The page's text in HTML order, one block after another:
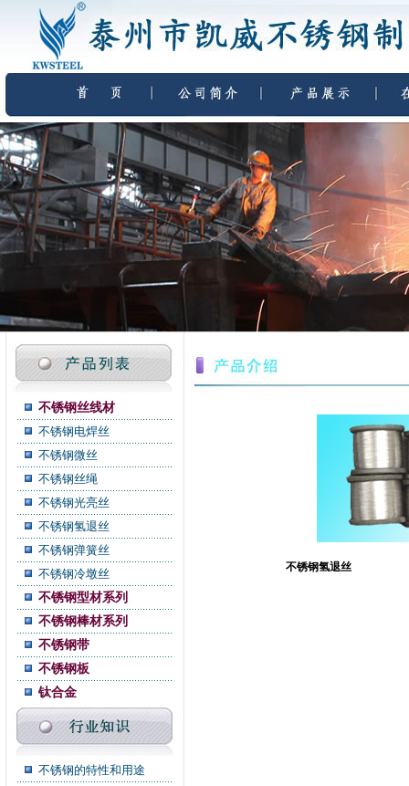
不锈钢丝线材
不锈钢电焊丝
不锈钢微丝
不锈钢丝绳
不锈钢光亮丝
不锈钢氢退丝
不锈钢弹簧丝
不锈钢冷墩丝
不锈钢型材系列
不锈钢棒材系列
不锈钢带
不锈钢板
钛合金
不锈钢的特性和用途
不锈钢氢退丝